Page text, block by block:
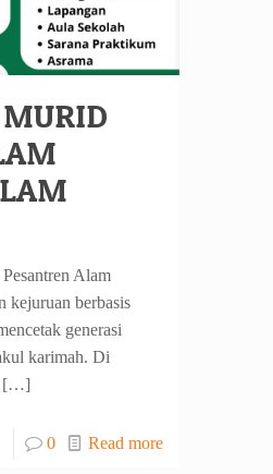
Alam
kejuruan berbasis
generasi
karimah. Di
[…]
0 Read more